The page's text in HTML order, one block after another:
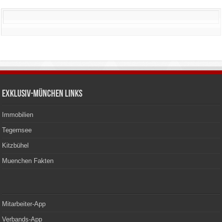
Exklusiv-München Links
Immobilien
Tegernsee
Kitzbühel
Muenchen Fakten
Mitarbeiter-App
Verbands-App